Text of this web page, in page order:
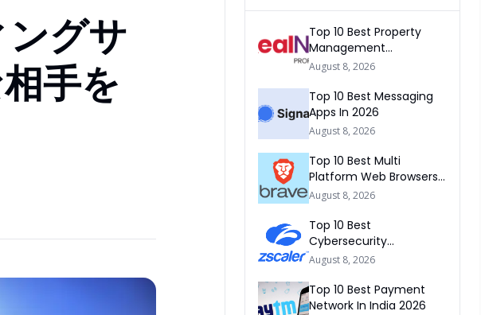
グサ
手を
Top 10 Best Property
Management
Companies In South
August 8, 2026
Top 10 Best Messaging
Apps In 2026
August 8, 2026
Top 10 Best Multi
Platform Web Browsers
In The world 2026
August 8, 2026
Top 10 Best
Cybersecurity
Companies In America
August 8, 2026
Top 10 Best Payment
Network In India 2026